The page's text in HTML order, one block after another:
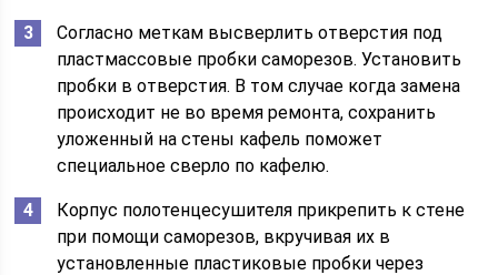
Согласно меткам высверлить отверстия под
пластмассовые пробки саморезов. Установить
пробки в отверстия. В том случае когда замена
происходит не во время ремонта, сохранить
уложенный на стены кафель поможет
специальное сверло по кафелю.
Корпус полотенцесушителя прикрепить к стене
при помощи саморезов, вкручивая их в
установленные пластиковые пробки через